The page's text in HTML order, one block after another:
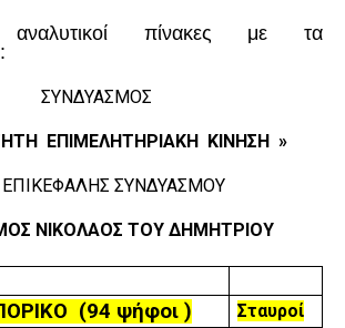
αναλυτικοί πίνακες με τα
ΣΥΝΔΥΑΣΜΟΣ
ΕΠΙΜΕΛΗΤΗΡΙΑΚΗ ΚΙΝΗΣΗ »
ΕΠΙΚΕΦΑΛΗΣ ΣΥΝΔΥΑΣΜΟΥ
ΝΙΚΟΛΑΟΣ ΤΟΥ ΔΗΜΗΤΡΙΟΥ
(94 ψήφοι)
Σταυροί